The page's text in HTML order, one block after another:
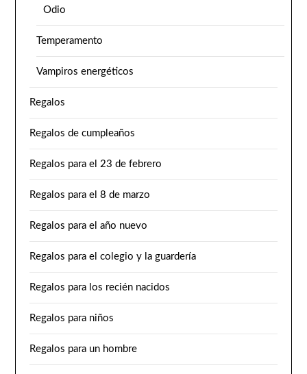
Odio
Temperamento
Vampiros energéticos
Regalos
Regalos de cumpleaños
Regalos para el 23 de febrero
Regalos para el 8 de marzo
Regalos para el año nuevo
Regalos para el colegio y la guardería
Regalos para los recién nacidos
Regalos para niños
Regalos para un hombre